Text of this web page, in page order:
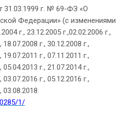
31.03.1999 г. № 69-ФЗ «О
Федерации» (с изменениями
г., 23.12.2005 г.,02.02.2006 г.,
г., 30.12.2008 г.,
г., 07.11.2011 г.,
г., 21.07.2014 г.,
г., 05.12.2016 г.,
03.08.2018
1/